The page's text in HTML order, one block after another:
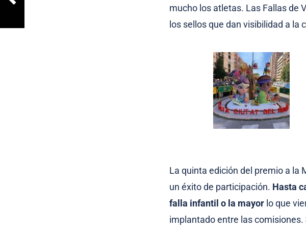
mucho los atletas. Las Fallas de
los sellos que dan visibilidad a la
La quinta edición del premio a la
un éxito de participación. Hasta
falla infantil o la mayor lo que
implantado entre las comisiones.